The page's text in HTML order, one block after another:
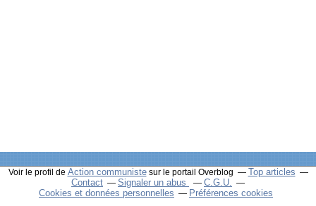
Voir le profil de Action communistesur le portail Overblog
Top articles
Contact
Signaler un abus
C.G.U.
Cookies et données personnelles
Préférences cookies